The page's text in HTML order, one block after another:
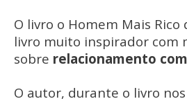
O livro o Homem Mais
livro muito inspirador com
sobre relacionamento
O autor, durante o livro